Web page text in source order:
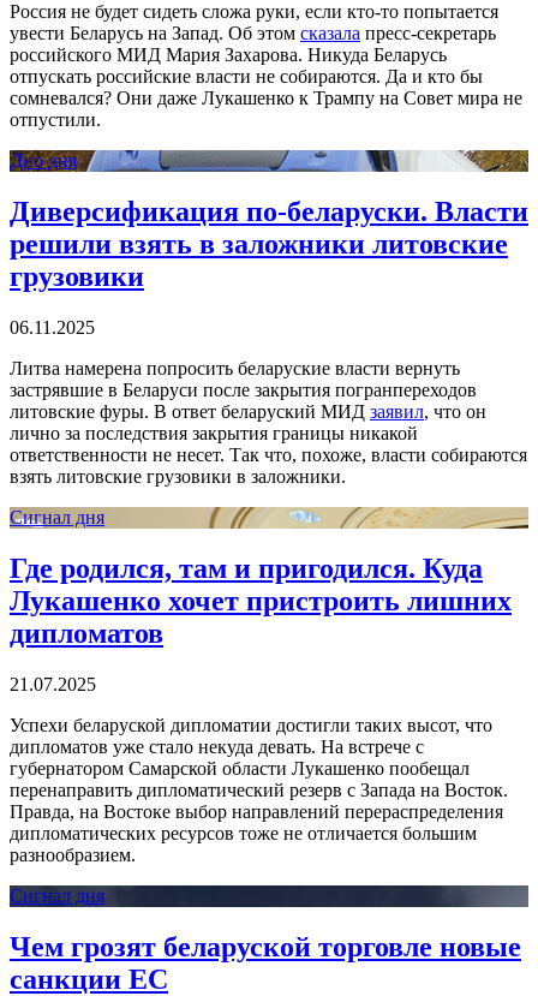
Россия не будет сидеть сложа руки, если кто-то попытается
увести Беларусь на Запад. Об этом сказала пресс-секретарь
российского МИД Мария Захарова. Никуда Беларусь
отпускать российские власти не собираются. Да и кто бы
сомневался? Они даже Лукашенко к Трампу на Совет мира не
отпустили.
Дно дня
Диверсификация по-беларуски. Власти
решили взять в заложники литовские
грузовики
06.11.2025
Литва намерена попросить беларуские власти вернуть
застрявшие в Беларуси после закрытия погранпереходов
литовские фуры. В ответ беларуский МИД заявил, что он
лично за последствия закрытия границы никакой
ответственности не несет. Так что, похоже, власти собираются
взять литовские грузовики в заложники.
Сигнал дня
Где родился, там и пригодился. Куда
Лукашенко хочет пристроить лишних
дипломатов
21.07.2025
Успехи беларуской дипломатии достигли таких высот, что
дипломатов уже стало некуда девать. На встрече с
губернатором Самарской области Лукашенко пообещал
перенаправить дипломатический резерв с Запада на Восток.
Правда, на Востоке выбор направлений перераспределения
дипломатических ресурсов тоже не отличается большим
разнообразием.
Сигнал дня
Чем грозят беларуской торговле новые
санкции ЕС